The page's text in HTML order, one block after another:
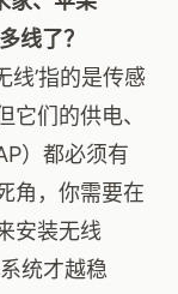
线了？
线’指的是传感
们的供电、
）都必须有
角，你需要在
安装无线
统才越稳